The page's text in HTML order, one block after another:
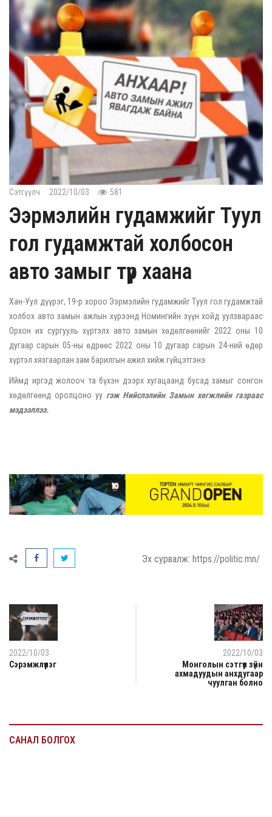
Сэтгүүлч 2022/10/03 581
Ээрмэлийн гудамжийг Туул
гол гудамжтай холбосон
авто замыг түр хаана
Хан-Уул дүүрэг, 19-р хороо Ээрмэлийн гудамжийг Туул гол гудамжтай
холбох авто замын ажлын хүрээнд Номингийн зүүн хойд уулзвараас
Орхон их сургууль хүртэлх авто замын хөдөлгөөнийг 2022 оны 10
дугаар сарын 05-ны өдрөөс 2022 оны 10 дугаар сарын 24-ний өдөр
хүртэл хязгаарлан зам барилгын ажил хийж гүйцэтгэнэ.
Иймд иргэд жолооч та бүхэн дээрх хугацаанд бусад замыг сонгон
хөдөлгөөнд оролцоно уугэж Нийслэлийн Замын хөгжлийн газраас
мэдээллээ.
Эх сурвалж: https://politic.mn/
2022/10/03
Сэрэмжлүүлэг
2022/10/03
Монголын сэтгүүл зүйн
ахмадуудын анхдугаар
чуулган болно
САНАЛ БОЛГОХ